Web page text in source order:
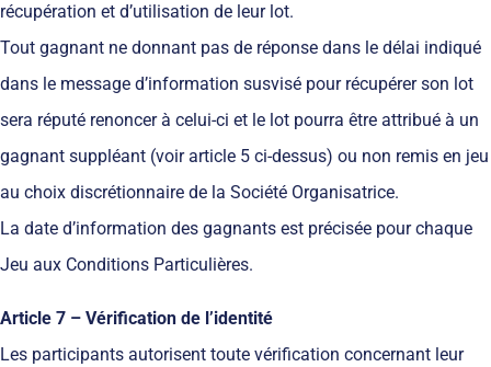
récupération et d’utilisation de leur lot.
Tout gagnant ne donnant pas de réponse dans le délai indiqué
dans le message d’information susvisé pour récupérer son lot
sera réputé renoncer à celui-ci et le lot pourra être attribué à un
gagnant suppléant (voir article 5 ci-dessus) ou non remis en jeu
au choix discrétionnaire de la Société Organisatrice.
La date d’information des gagnants est précisée pour chaque
Jeu aux Conditions Particulières.
Article 7 – Vérification de l’identité
Les participants autorisent toute vérification concernant leur